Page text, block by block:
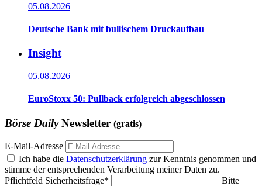
05.08.2026
Deutsche Bank mit bullischem Druckaufbau
Insight
05.08.2026
EuroStoxx 50: Pullback erfolgreich abgeschlossen
Börse DailyNewsletter (gratis)
E-Mail-Adresse
Ich habe die Datenschutzerklärung zur Kenntnis genommen und
stimme der entsprechenden Verarbeitung meiner Daten zu.
Pflichtfeld Sicherheitsfrage*
Bitte